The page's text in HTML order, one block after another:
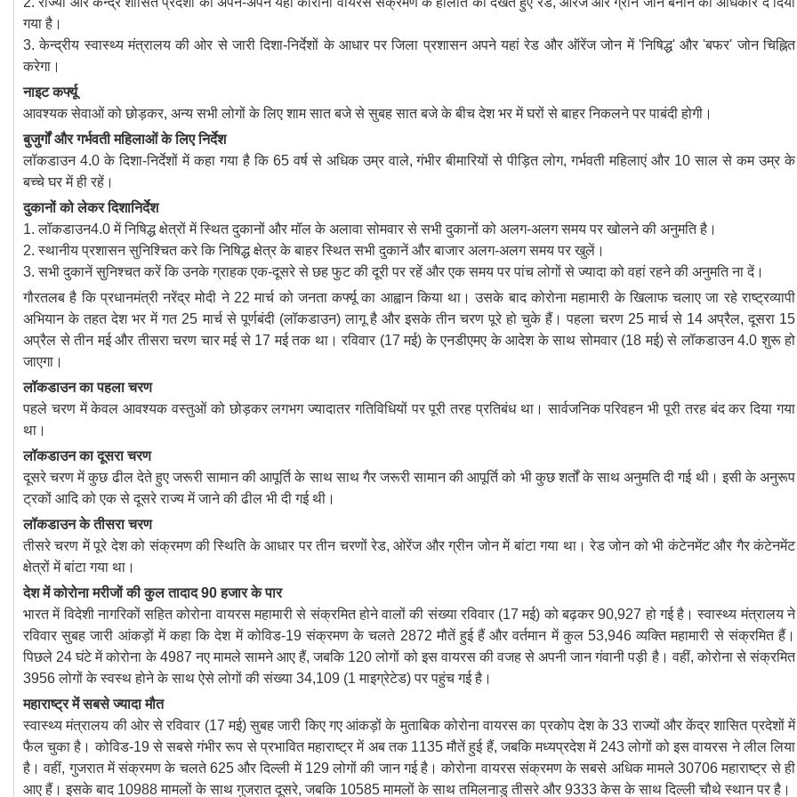
गया है।
3. केन्द्रीय स्वास्थ्य मंत्रालय की ओर से जारी दिशा-निर्देशों के आधार पर जिला प्रशासन अपने यहां रेड और ऑरेंज जोन में 'निषिद्ध' और 'बफर' जोन चिह्नित
करेगा।
नाइट कर्फ्यू
आवश्यक सेवाओं को छोड़कर, अन्य सभी लोगों के लिए शाम सात बजे से सुबह सात बजे के बीच देश भर में घरों से बाहर निकलने पर पाबंदी होगी।
बुजुर्गों और गर्भवती महिलाओं के लिए निर्देश
लॉकडाउन 4.0 के दिशा-निर्देशों में कहा गया है कि 65 वर्ष से अधिक उम्र वाले, गंभीर बीमारियों से पीड़ित लोग, गर्भवती महिलाएं और 10 साल से कम उम्र के
बच्चे घर में ही रहें।
दुकानों को लेकर दिशानिर्देश
1. लॉकडाउन4.0 में निषिद्ध क्षेत्रों में स्थित दुकानों और मॉल के अलावा सोमवार से सभी दुकानों को अलग-अलग समय पर खोलने की अनुमति है।
2. स्थानीय प्रशासन सुनिश्चित करे कि निषिद्ध क्षेत्र के बाहर स्थित सभी दुकानें और बाजार अलग-अलग समय पर खुलें।
3. सभी दुकानें सुनिश्चत करें कि उनके ग्राहक एक-दूसरे से छह फुट की दूरी पर रहें और एक समय पर पांच लोगों से ज्यादा को वहां रहने की अनुमति ना दें।
गौरतलब है कि प्रधानमंत्री नरेंद्र मोदी ने 22 मार्च को जनता कर्फ्यू का आह्वान किया था। उसके बाद कोरोना महामारी के खिलाफ चलाए जा रहे राष्ट्रव्यापी
अभियान के तहत देश भर में गत 25 मार्च से पूर्णबंदी (लॉकडाउन) लागू है और इसके तीन चरण पूरे हो चुके हैं। पहला चरण 25 मार्च से 14 अप्रैल, दूसरा 15
अप्रैल से तीन मई और तीसरा चरण चार मई से 17 मई तक था। रविवार (17 मई) के एनडीएमए के आदेश के साथ सोमवार (18 मई) से लॉकडाउन 4.0 शुरू हो
जाएगा।
लॉकडाउन का पहला चरण
पहले चरण में केवल आवश्यक वस्तुओं को छोड़कर लगभग ज्यादातर गतिविधियों पर पूरी तरह प्रतिबंध था। सार्वजनिक परिवहन भी पूरी तरह बंद कर दिया गया
था।
लॉकडाउन का दूसरा चरण
दूसरे चरण में कुछ ढील देते हुए जरूरी सामान की आपूर्ति के साथ साथ गैर जरूरी सामान की आपूर्ति को भी कुछ शर्तों के साथ अनुमति दी गई थी। इसी के अनुरूप
ट्रकों आदि को एक से दूसरे राज्य में जाने की ढील भी दी गई थी।
लॉकडाउन के तीसरा चरण
तीसरे चरण में पूरे देश को संक्रमण की स्थिति के आधार पर तीन चरणों रेड, ओरेंज और ग्रीन जोन में बांटा गया था। रेड जोन को भी कंटेनमेंट और गैर कंटेनमेंट
क्षेत्रों में बांटा गया था।
देश में कोरोना मरीजों की कुल तादाद 90 हजार के पार
भारत में विदेशी नागरिकों सहित कोरोना वायरस महामारी से संक्रमित होने वालों की संख्या रविवार (17 मई) को बढ़कर 90,927 हो गई है। स्वास्थ्य मंत्रालय ने
रविवार सुबह जारी आंकड़ों में कहा कि देश में कोविड-19 संक्रमण के चलते 2872 मौतें हुई हैं और वर्तमान में कुल 53,946 व्यक्ति महामारी से संक्रमित हैं।
पिछले 24 घंटे में कोरोना के 4987 नए मामले सामने आए हैं, जबकि 120 लोगों को इस वायरस की वजह से अपनी जान गंवानी पड़ी है। वहीं, कोरोना से संक्रमित
3956 लोगों के स्वस्थ होने के साथ ऐसे लोगों की संख्या 34,109 (1 माइग्रेटेड) पर पहुंच गई है।
महाराष्ट्र में सबसे ज्यादा मौत
स्वास्थ्य मंत्रालय की ओर से रविवार (17 मई) सुबह जारी किए गए आंकड़ों के मुताबिक कोरोना वायरस का प्रकोप देश के 33 राज्यों और केंद्र शासित प्रदेशों में
फैल चुका है। कोविड-19 से सबसे गंभीर रूप से प्रभावित महाराष्ट्र में अब तक 1135 मौतें हुई हैं, जबकि मध्यप्रदेश में 243 लोगों को इस वायरस ने लील लिया
है। वहीं, गुजरात में संक्रमण के चलते 625 और दिल्ली में 129 लोगों की जान गई है। कोरोना वायरस संक्रमण के सबसे अधिक मामले 30706 महाराष्ट्र से ही
आए हैं। इसके बाद 10988 मामलों के साथ गुजरात दूसरे, जबकि 10585 मामलों के साथ तमिलनाडु तीसरे और 9333 केस के साथ दिल्ली चौथे स्थान पर है।